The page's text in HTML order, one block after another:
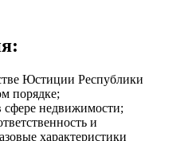
Юстиции Республики
порядке;
недвижимости;
и
характеристики